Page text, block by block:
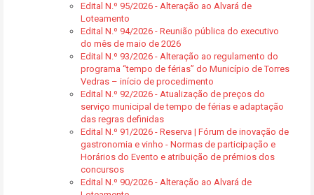
Edital N.º 95/2026 - Alteração ao Alvará de
Loteamento
Edital N.º 94/2026 - Reunião pública do executivo
do mês de maio de 2026
Edital N.º 93/2026 - Alteração ao regulamento do
programa “tempo de férias” do Município de Torres
Vedras – início de procedimento
Edital N.º 92/2026 - Atualização de preços do
serviço municipal de tempo de férias e adaptação
das regras definidas
Edital N.º 91/2026 - Reserva | Fórum de inovação de
gastronomia e vinho - Normas de participação e
Horários do Evento e atribuição de prémios dos
concursos
Edital N.º 90/2026 - Alteração ao Alvará de